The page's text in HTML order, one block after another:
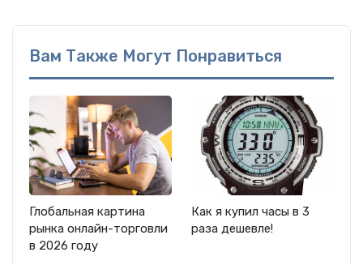
Вам Также Могут Понравиться
Глобальная картина
рынка онлайн-торговли
в 2026 году
Как я купил часы в 3
раза дешевле!